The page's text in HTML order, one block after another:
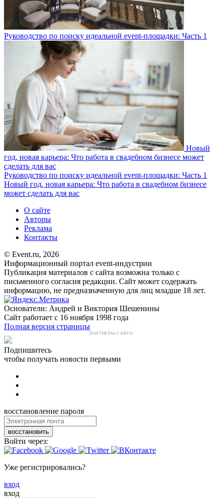
Руководство по поиску идеальной event-площадки: Часть 1
Новый
год, новая карьера: Что работа в свадебном бизнесе может
сделать для вас
Руководство по поиску идеальной event-площадки: Часть 1
Новый год, новая карьера: Что работа в свадебном бизнесе
может сделать для вас
О сайте
Авторы
Реклама
Контакты
© Event.ru, 2026
Информационный портал event-индустрии
Публикация материалов с сайта возможна только с
письменного согласия редакции. Сайт может содержать
информацию, не предназначенную для лиц младше 18 лет.
Основатели: Андрей и Виктория Шешенины
Сайт работает с 16 ноября 1998 года
Полная версия страницы
ПАРТНЕРЫ САЙТА:
Подпишитесь
чтобы получать новости первыми
восстановление пароля
восстановить
Войти через:
Уже регистрировались?
вход
вход